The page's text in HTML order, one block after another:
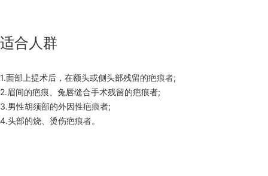
适合人群
1.面部上提术后，在额头或侧头部残留的疤痕者;
2.眉间的疤痕、兔唇缝合手术残留的疤痕者;
3.男性胡须部的外因性疤痕者;
4.头部的烧、烫伤疤痕者。